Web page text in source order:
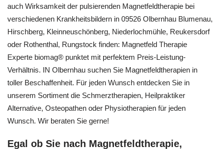
auch Wirksamkeit der pulsierenden Magnetfeldtherapie bei
verschiedenen Krankheitsbildern in 09526 Olbernhau Blumenau,
Hirschberg, Kleinneuschönberg, Niederlochmühle, Reukersdorf
oder Rothenthal, Rungstock finden: Magnetfeld Therapie
Experte biomag® punktet mit perfektem Preis-Leistung-
Verhältnis. IN Olbernhau suchen Sie Magnetfeldtherapien in
toller Beschaffenheit. Für jeden Wunsch entdecken Sie in
unserem Sortiment die Schmerztherapien, Heilpraktiker
Alternative, Osteopathen oder Physiotherapien für jeden
Wunsch. Wir beraten Sie gerne!
Egal ob Sie nach Magnetfeldtherapie,